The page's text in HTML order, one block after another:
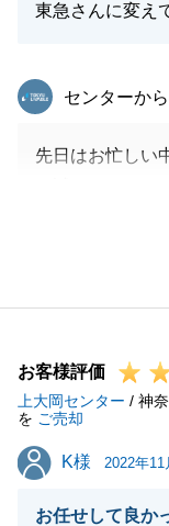
東急さんに変え
東急リバブル
センターか
先日はお忙しい
無事にお取引を
しました。
したらお気軽に
引き続きご高配
お客様評価
上大岡センター / 神
を ご売却
K様
K様 2022年11
お任せして良か